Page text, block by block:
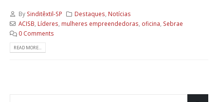
By Sinditêxtil-SP Destaques Notícias
ACISB Líderes mulheres empreendedoras oficina Sebrae
0 Comments
READ MORE...